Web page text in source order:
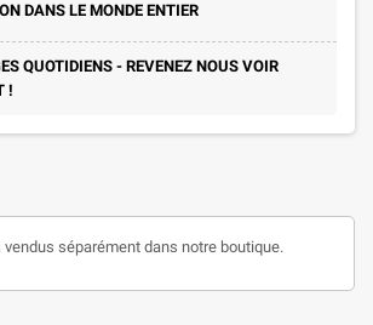
DANS LE MONDE ENTIER
QUOTIDIENS - REVENEZ NOUS VOIR
!
séparément dans notre boutique.